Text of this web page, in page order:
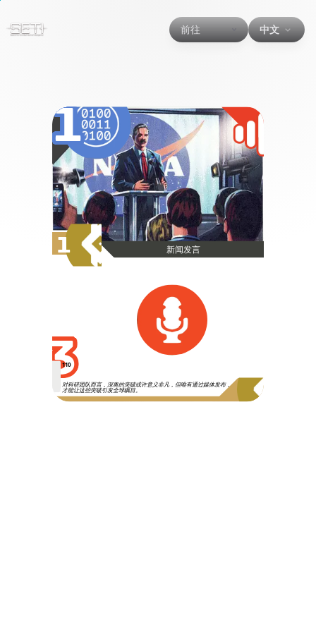
前往 中文
1
新闻发言
1
3
110
对科研团队而言，深奥的突破或许意义非凡，但唯有通过媒体发布，
才能让这些突破引发全球瞩目。